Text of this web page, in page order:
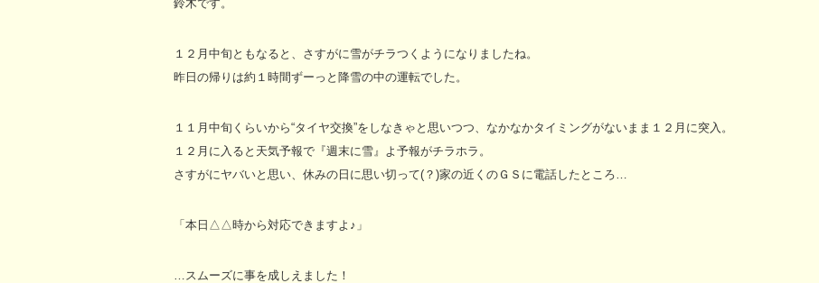
鈴木です。
１２月中旬ともなると、さすがに雪がチラつくようになりましたね。
昨日の帰りは約１時間ずーっと降雪の中の運転でした。
１１月中旬くらいから“タイヤ交換”をしなきゃと思いつつ、なかなかタイミングがないまま１２月に突入。
１２月に入ると天気予報で『週末に雪』よ予報がチラホラ。
さすがにヤバいと思い、休みの日に思い切って(？)家の近くのＧＳに電話したところ…
「本日△△時から対応できますよ♪」
…スムーズに事を成しえました！